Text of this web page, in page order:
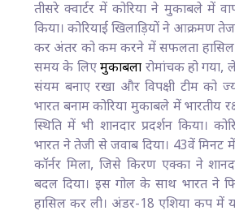
तीसरे क्वार्टर में कोरिया ने मुकाबले में
किया। कोरियाई खिलाड़ियों ने आक्रमण
कर अंतर को कम करने में सफलता
समय के लिएमुकाबला रोमांचक हो गया,
संयम बनाए रखा और विपक्षी टीम को
भारत बनाम कोरिया मुकाबले में भारतीय
स्थिति में भी शानदार प्रदर्शन किया।
भारत ने तेजी से जवाब दिया। 43वें मिनट
कॉर्नर मिला, जिसे किरण एक्का ने
बदल दिया। इस गोल के साथ भारत ने
हासिल कर ली। अंडर-18 एशिया कप में